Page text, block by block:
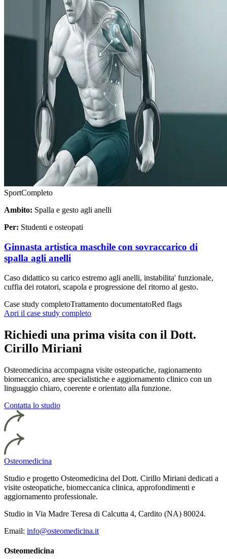
SportCompleto
Ambito: Spalla e gesto agli anelli
Per: Studenti e osteopati
Ginnasta artistica maschile con sovraccarico di
spalla agli anelli
Caso didattico su carico estremo agli anelli, instabilita' funzionale,
cuffia dei rotatori, scapola e progressione del ritorno al gesto.
Case study completoTrattamento documentatoRed flags
Apri il case study completo
Richiedi una prima visita con il Dott.
Cirillo Miriani
Osteomedicina accompagna visite osteopatiche, ragionamento
biomeccanico, aree specialistiche e aggiornamento clinico con un
linguaggio chiaro, coerente e orientato alla funzione.
Contatta lo studio
Osteomedicina
Studio e progetto Osteomedicina del Dott. Cirillo Miriani dedicati a
visite osteopatiche, biomeccanica clinica, approfondimenti e
aggiornamento professionale.
Studio in Via Madre Teresa di Calcutta 4, Cardito (NA) 80024.
Email: info@osteomedicina.it
Osteomedicina